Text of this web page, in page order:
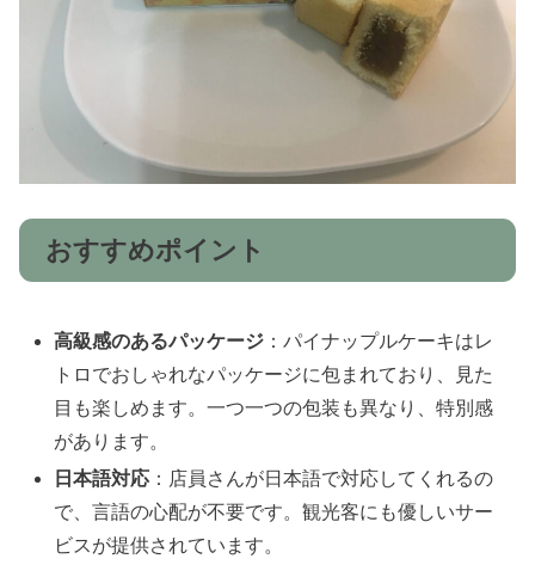
おすすめポイント
高級感のあるパッケージ ：パイナップルケーキはレ
トロでおしゃれなパッケージに包まれており、見た
目も楽しめます。一つ一つの包装も異なり、特別感
があります。
日本語対応 ：店員さんが日本語で対応してくれるの
で、言語の心配が不要です。観光客にも優しいサー
ビスが提供されています。